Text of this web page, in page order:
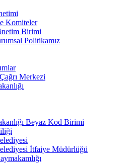
Komiteler
Birimi
Politikamız
Merkezi
Beyaz Kod Birimi
İtfaiye Müdürlüğü